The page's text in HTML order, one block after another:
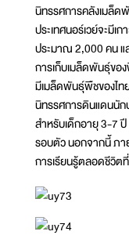
นิทรรศการคลังเมล็ด
ประเทศนอร์เวย์จะมีเ
ประมาณ 2,000 คน แ
การเก็บเมล็ดพันธุ์ขอ
มีเมล็ดพันธุ์พืชของไ
นิทรรศการดินแดนนั
สำหรับเด็กอายุ 3-7
รอบตัว นอกจากนี้ ภา
การเรียนรู้ตลอดชีวิต